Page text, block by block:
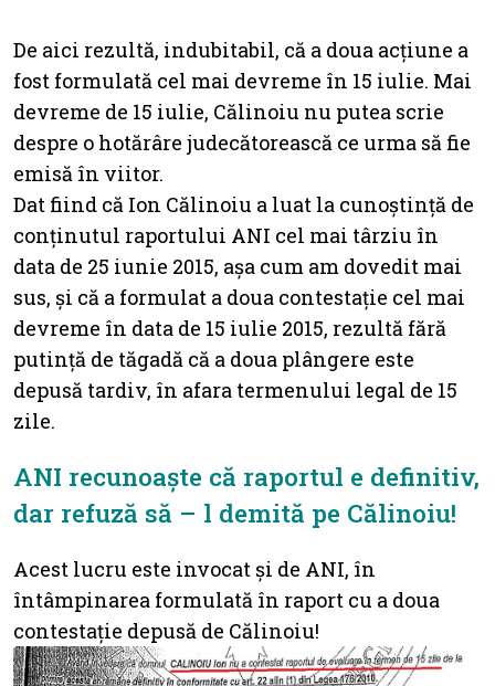
De aici rezultă, indubitabil, că a doua acțiune a
fost formulată cel mai devreme în 15 iulie. Mai
devreme de 15 iulie, Călinoiu nu putea scrie
despre o hotărâre judecătorească ce urma să fie
emisă în viitor.
Dat fiind că Ion Călinoiu a luat la cunoștință de
conținutul raportului ANI cel mai târziu în
data de 25 iunie 2015, așa cum am dovedit mai
sus, și că a formulat a doua contestație cel mai
devreme în data de 15 iulie 2015, rezultă fără
putință de tăgadă că a doua plângere este
depusă tardiv, în afara termenului legal de 15
zile.
ANI recunoaște că raportul e definitiv,
dar refuză să – l demită pe Călinoiu!
Acest lucru este invocat și de ANI, în
întâmpinarea formulată în raport cu a doua
contestație depusă de Călinoiu!